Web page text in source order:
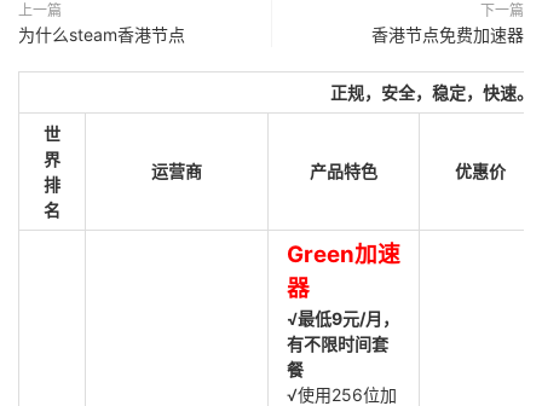
上一篇
为什么steam香港节点
下一篇
香港节点免费加速器
正规，安全，稳定，快速。
世
界
排
名
运营商 产品特色 优惠价
Green加速
器
√最低9元/月，
有不限时间套
餐
√使用256位加